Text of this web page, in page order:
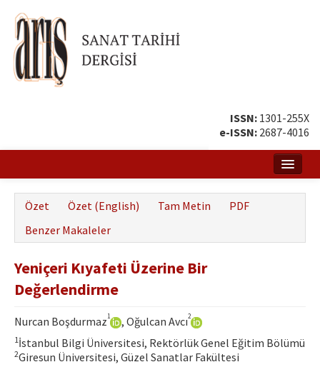
ISSN: 1301-255X
e-ISSN: 2687-4016
Amaç ve Kapsam
Yayın ve Editör Kurulu
Yazar Rehberi
Hakem Rehberi
Yayın Politikaları
Özet Özet (English) Tam Metin
PDF
Benzer Makaleler
Yeniçeri Kıyafeti Üzerine Bir
Değerlendirme
Nurcan Boşdurmaz1 , Oğulcan Avcı2
1İstanbul Bilgi Üniversitesi, Rektörlük Genel Eğitim Bölümü
2Giresun Üniversitesi, Güzel Sanatlar Fakültesi